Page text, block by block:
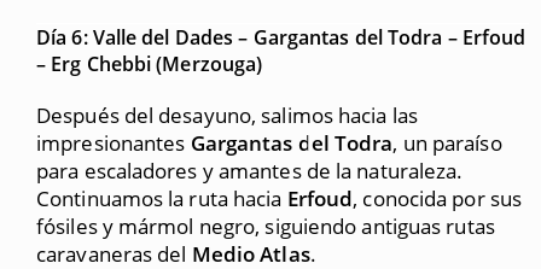
Día 6: Valle del Dades – Gargantas del Todra – Erfoud
– Erg Chebbi (Merzouga)
Después del desayuno, salimos hacia las
impresionantes Gargantas del Todra, un paraíso
para escaladores y amantes de la naturaleza.
Continuamos la ruta hacia Erfoud, conocida por sus
fósiles y mármol negro, siguiendo antiguas rutas
caravaneras del Medio Atlas.